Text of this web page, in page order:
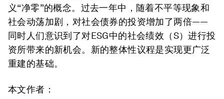
义“净零”的概念。过去一年中，随着不平等现象和
社会动荡加剧，对社会债券的投资增加了两倍——
同时人们意识到了对ESG中的社会绩效（S）进行投
资所带来的新机会。新的整体性议程是实现更广泛
重建的基础。
本文作者：